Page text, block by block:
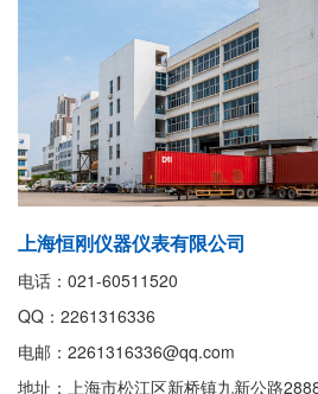
上海恒刚仪器仪表有限公司
电话：021-60511520
QQ：2261316336
电邮：2261316336@qq.com
地址：上海市松江区新桥镇九新公路